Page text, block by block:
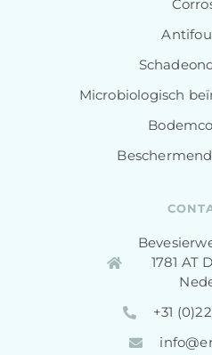
Microbiologisch
1781 AT
+31